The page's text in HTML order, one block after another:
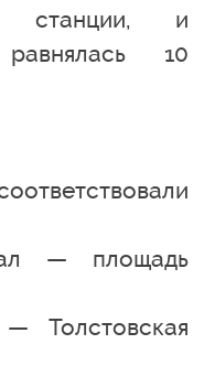
станции, и
10
— площадь
Толстовская